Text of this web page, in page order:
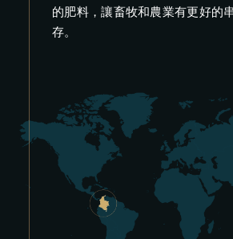
的肥料，讓畜牧和農業有更好的
存。